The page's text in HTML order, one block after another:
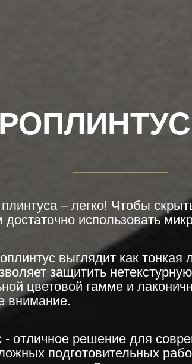
– легко! Чтобы
использовать
выглядит как
защитить
цветовой гамме и
внимание.
- отличное решение для
подготовительных